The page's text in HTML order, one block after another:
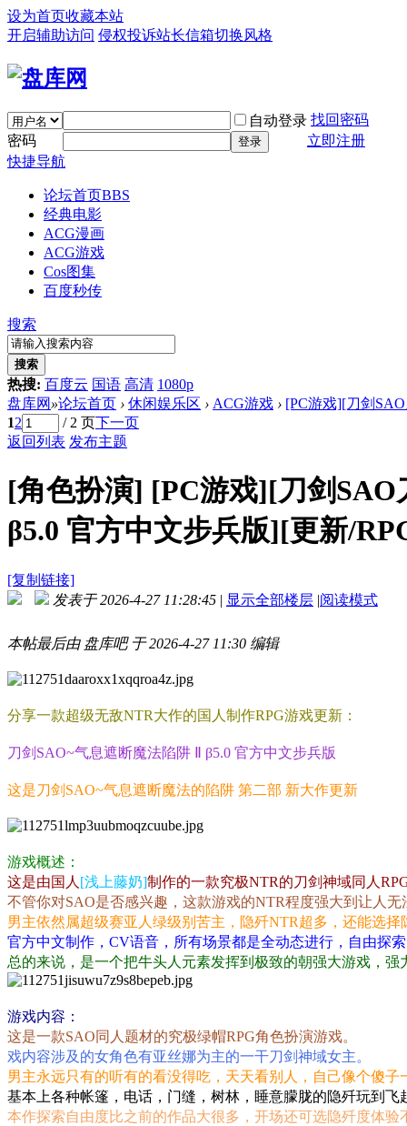
设为首页收藏本站
开启辅助访问 侵权投诉站长信箱切换风格
自动登录 找回密码
密码
登录
立即注册
快捷导航
论坛首页BBS
经典电影
ACG漫画
ACG游戏
Cos图集
百度秒传
搜索
搜索
热搜: 百度云 国语 高清 1080p
盘库网 »论坛首页 › 休闲娱乐区 › ACG游戏 › [PC游戏][刀剑
12 / 2 页下一页
返回列表 发布主题
[角色扮演] [PC游戏][刀剑SAO
β5.0 官方中文步兵版][更新/
[复制链接]
发表于 2026-4-27 11:28:45 | 显示全部楼层 |阅读模式
本帖最后由 盘库吧 于 2026-4-27 11:30 编辑
分享一款超级无敌NTR大作的国人制作RPG游戏更新：
刀剑SAO~气息遮断魔法陷阱 Ⅱ β5.0 官方中文步兵版
这是刀剑SAO~气息遮断魔法的陷阱 第二部 新大作更新
游戏概述：
这是由国人[浅上藤奶]制作的一款究极NTR的刀剑神域同人
不管你对SAO是否感兴趣，这款游戏的NTR程度强大到让人无
男主依然属超级赛亚人绿级别苦主，隐歼NTR超多，还能选择
官方中文制作，CV语音，所有场景都是全动态进行，自由探
总的来说，是一个把牛头人元素发挥到极致的朝强大游戏，强
游戏内容：
这是一款SAO同人题材的究极绿帽RPG角色扮演游戏。
戏内容涉及的女角色有亚丝娜为主的一干刀剑神域女主。
男主永远只有的听有的看没得吃，天天看别人，自己像个傻子
基本上各种帐篷，电话，门缝，树林，睡意朦胧的隐歼玩到飞
本作探索自由度比之前的作品大很多，开场还可选隐歼度体验